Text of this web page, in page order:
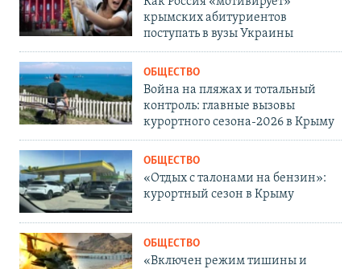
крымских абитуриентов
поступать в вузы Украины
ОБЩЕСТВО
Война на пляжах и тотальный
контроль: главные вызовы
курортного сезона-2026 в Крыму
ОБЩЕСТВО
«Отдых с талонами на бензин»:
курортный сезон в Крыму
ОБЩЕСТВО
«Включен режим тишины и